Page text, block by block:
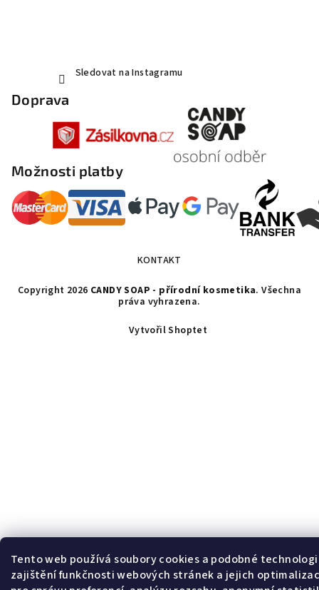
Tento web používá soubory cookies a podobné
zajištění funkčnosti webových stránek a jejich
Sledovat na Instagramu
Doprava
Možnosti platby
KONTAKT
Copyright 2026 CANDY SOAP - přírodní kosmetika. Všechna
práva vyhrazena.
Vytvořil Shoptet